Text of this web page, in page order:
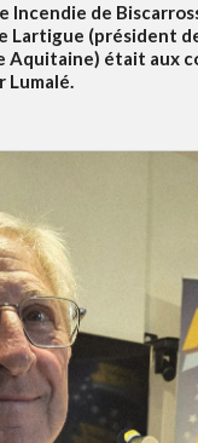
Incendie de
Lartigue (président
Aquitaine) était aux
Lumalé.